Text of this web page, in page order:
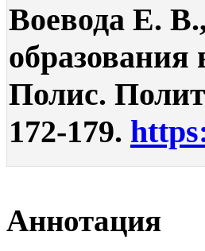
Воевода Е.
образования
Полис.
172-179.
Аннотация